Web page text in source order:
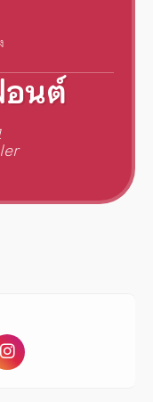
นต์